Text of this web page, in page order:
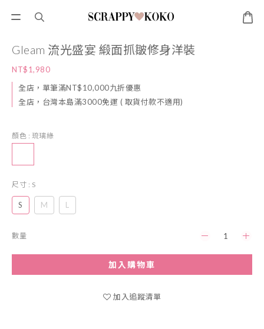
Gleam 流光盛宴 緞面抓皺修身洋裝
NT$1,980
全店，單筆滿NT$10,000九折優惠
全店，台灣本島滿3000免運 ( 取貨付款不適用)
顏色 : 琉璃綠
尺寸 : S
S M L
數量
加入購物車
加入追蹤清單